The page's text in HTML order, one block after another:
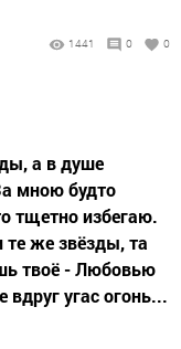
1441 0 0
а в душе
мною будто
тщетно избегаю.
те же звёзды, та
твоё - Любовью
угас огонь...